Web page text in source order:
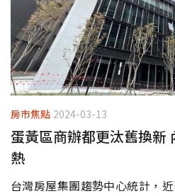
房市焦點 2024-03-13
蛋黃區商辦都更汰舊換新
熱
台灣房屋集團趨勢中心統計，